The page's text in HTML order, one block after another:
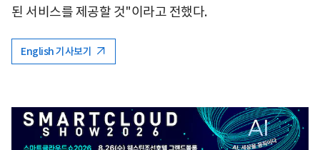
된 서비스를 제공할 것"이라고 전했다.
English 기사보기